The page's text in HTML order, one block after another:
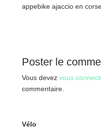
appebike ajaccio en
Poster le
Vous devez vous
commentaire.
Vélo